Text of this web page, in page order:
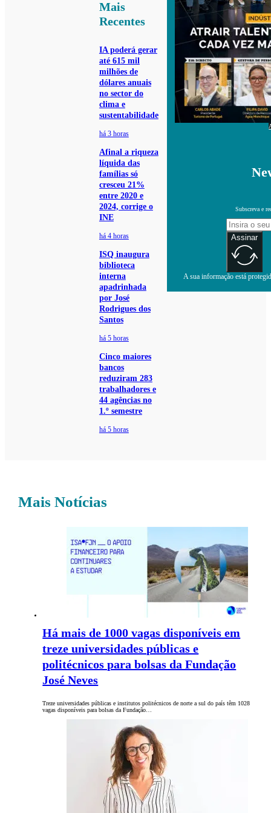
Mais
Recentes
IA poderá gerar
até 615 mil
milhões de
dólares anuais
no sector do
clima e
sustentabilidade
há 3 horas
Afinal a riqueza
líquida das
famílias só
cresceu 21%
entre 2020 e
2024, corrige o
INE
há 4 horas
ISQ inaugura
biblioteca
interna
apadrinhada
por José
Rodrigues dos
Santos
há 5 horas
Cinco maiores
bancos
reduziram 283
trabalhadores e
44 agências no
1.º semestre
há 5 horas
Subscreva e
Assinar
A sua informação está
Mais Notícias
Há mais de 1000 vagas disponíveis em
treze universidades públicas e
politécnicos para bolsas da Fundação
José Neves
Treze universidades públicas e institutos politécnicos de norte a sul do país têm 1028
vagas disponíveis para bolsas da Fundação…